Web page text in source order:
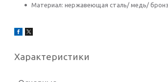
Материал: нержавеющая сталь/ медь/
Характеристики